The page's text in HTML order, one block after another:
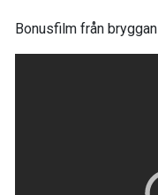
Bonusfilm från bryggan